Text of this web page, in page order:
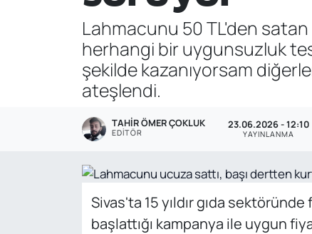
Lahmacunu 50 TL'den
herhangi bir uygunsuzluk
şekilde kazanıyorsam
ateşlendi.
TAHIR ÖMER ÇOKLUK
EDITÖR
23.06.2026 - 12:10
YAYINLANMA
Sivas'ta 15 yıldır gıda
başlattığı kampanya ile uygun
Özel Haber
POLİTİKA
Siyaset